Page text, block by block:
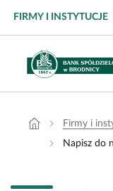
Produkty
Firmy i
Napisz do